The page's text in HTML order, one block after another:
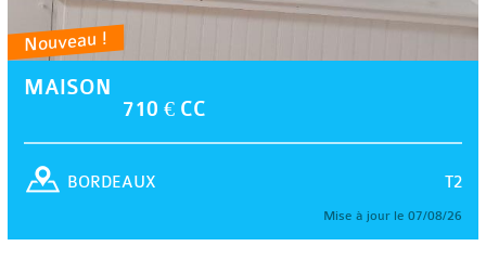
Nouveau !
MAISON
710 € CC
T2
BORDEAUX
Mise à jour le 07/08/26